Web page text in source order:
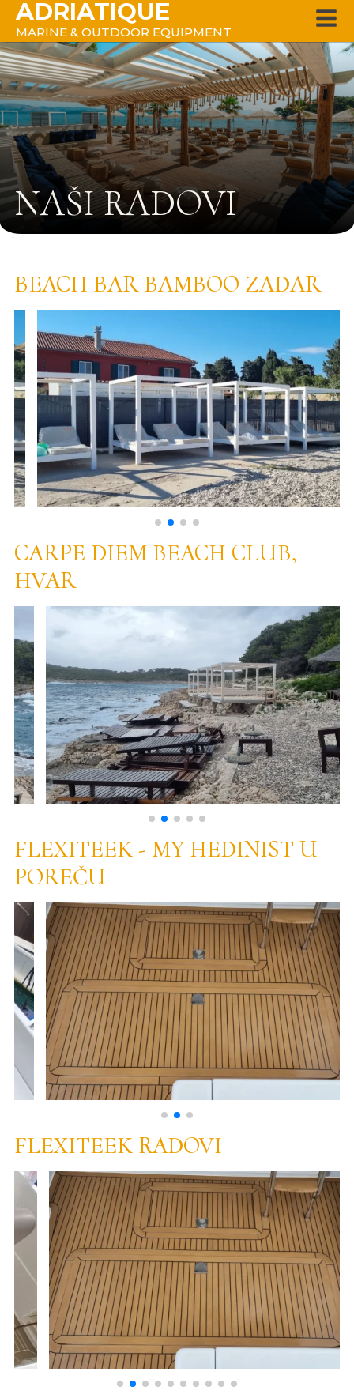
ADRIATIQUE
MARINE & OUTDOOR EQUIPMENT
NAŠI RADOVI
BEACH BAR BAMBOO ZADAR
CARPE DIEM BEACH CLUB,
HVAR
FLEXITEEK - MY HEDINIST U
POREČU
FLEXITEEK RADOVI